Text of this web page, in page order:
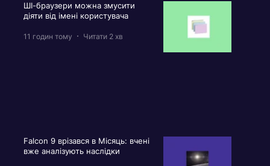
ШІ-браузери можна змусити
діяти від імені користувача
11 годин тому Читати 2 хв
Falcon 9 врізався в Місяць: вчені
вже аналізують наслідки